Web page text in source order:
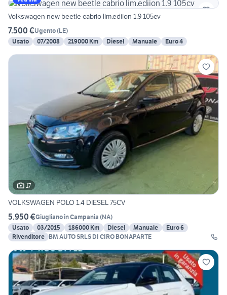
Volkswagen new beetle cabrio lim.ediion 1.9 105cv
7.500 €Ugento(LE)
Usato
07/2008 219000 Km Diesel Manuale Euro 4
17
VOLKSWAGEN POLO 1.4 DIESEL 75CV
5.950 €Giugliano in Campania (NA)
Usato
03/2015 186000 Km Diesel Manuale
Euro 6
Rivenditore BM AUTO SRLS DI CIRO BONAPARTE